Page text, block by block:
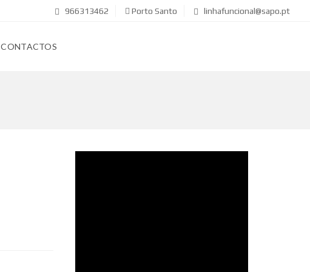
966313462 Porto Santo linhafuncional@sapo.pt
CONTACTOS